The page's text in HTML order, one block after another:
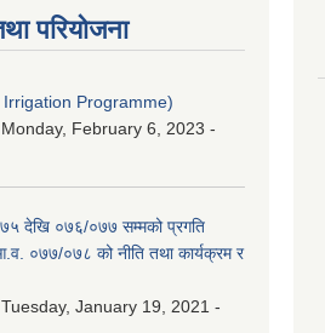
परियोजना
Irrigation Programme)
Monday, February 6, 2023 -
देखि ०७६/०७७ सम्मको प्रगति
०७७/०७८ को नीति तथा कार्यक्रम र
Tuesday, January 19, 2021 -